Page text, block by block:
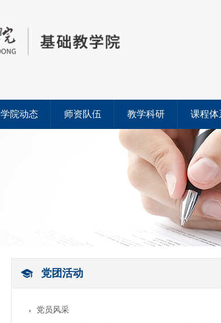
学院动态 师资队伍 教学科研 课程体
党团活动
党员风采